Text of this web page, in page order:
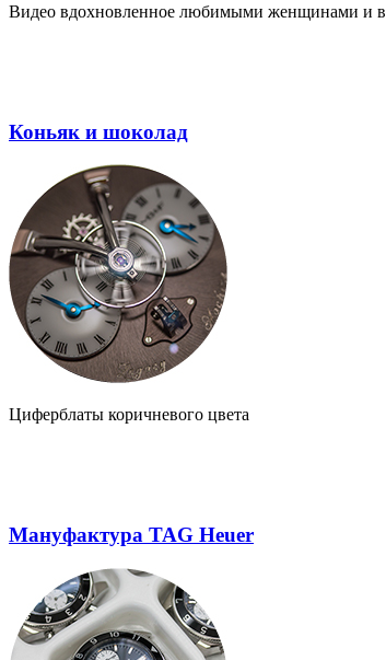
Видео вдохновленное любимыми женщинами и
Коньяк и шоколад
Циферблаты коричневого цвета
Мануфактура TAG Heuer